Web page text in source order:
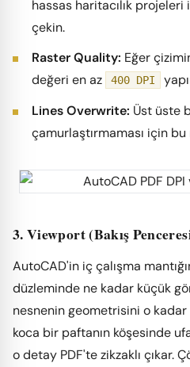
hassas haritacılık projeleri
çekin.
Raster Quality: Eğer
değeri en az
400 DPI
Lines Overwrite: Üst üste
çamurlaştırmaması için
3. Viewport (Bakış
AutoCAD'in iç çalışma
düzleminde ne kadar küçük
nesnenin geometrisini o
koca bir paftanın köşesinde
o detay PDF'te zikzaklı çıkar.